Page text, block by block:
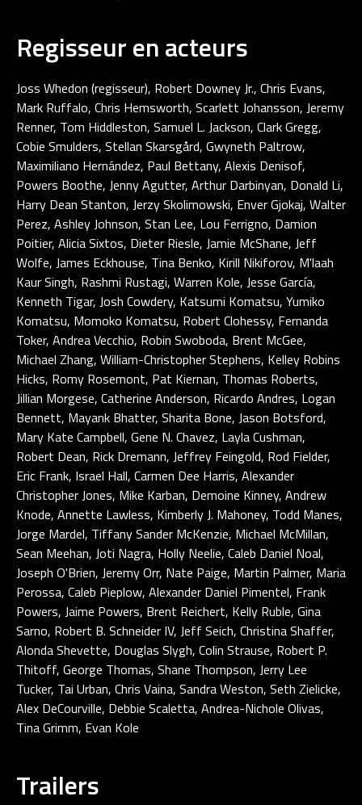
Regisseur en acteurs
Joss Whedon (regisseur), Robert Downey Jr., Chris Evans,
Mark Ruffalo, Chris Hemsworth, Scarlett Johansson, Jeremy
Renner, Tom Hiddleston, Samuel L. Jackson, Clark Gregg,
Cobie Smulders, Stellan Skarsgård, Gwyneth Paltrow,
Maximiliano Hernández, Paul Bettany, Alexis Denisof,
Powers Boothe, Jenny Agutter, Arthur Darbinyan, Donald Li,
Harry Dean Stanton, Jerzy Skolimowski, Enver Gjokaj, Walter
Perez, Ashley Johnson, Stan Lee, Lou Ferrigno, Damion
Poitier, Alicia Sixtos, Dieter Riesle, Jamie McShane, Jeff
Wolfe, James Eckhouse, Tina Benko, Kirill Nikiforov, M'laah
Kaur Singh, Rashmi Rustagi, Warren Kole, Jesse García,
Kenneth Tigar, Josh Cowdery, Katsumi Komatsu, Yumiko
Komatsu, Momoko Komatsu, Robert Clohessy, Fernanda
Toker, Andrea Vecchio, Robin Swoboda, Brent McGee,
Michael Zhang, William-Christopher Stephens, Kelley Robins
Hicks, Romy Rosemont, Pat Kiernan, Thomas Roberts,
Jillian Morgese, Catherine Anderson, Ricardo Andres, Logan
Bennett, Mayank Bhatter, Sharita Bone, Jason Botsford,
Mary Kate Campbell, Gene N. Chavez, Layla Cushman,
Robert Dean, Rick Dremann, Jeffrey Feingold, Rod Fielder,
Eric Frank, Israel Hall, Carmen Dee Harris, Alexander
Christopher Jones, Mike Karban, Demoine Kinney, Andrew
Knode, Annette Lawless, Kimberly J. Mahoney, Todd Manes,
Jorge Mardel, Tiffany Sander McKenzie, Michael McMillan,
Sean Meehan, Joti Nagra, Holly Neelie, Caleb Daniel Noal,
Joseph O'Brien, Jeremy Orr, Nate Paige, Martin Palmer, Maria
Perossa, Caleb Pieplow, Alexander Daniel Pimentel, Frank
Powers, Jaime Powers, Brent Reichert, Kelly Ruble, Gina
Sarno, Robert B. Schneider IV, Jeff Seich, Christina Shaffer,
Alonda Shevette, Douglas Slygh, Colin Strause, Robert P.
Thitoff, George Thomas, Shane Thompson, Jerry Lee
Tucker, Tai Urban, Chris Vaina, Sandra Weston, Seth Zielicke,
Alex DeCourville, Debbie Scaletta, Andrea-Nichole Olivas,
Tina Grimm, Evan Kole
Trailers